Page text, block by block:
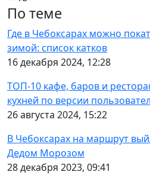
По теме
Где в Чебоксарах можно
зимой: список катков
16 декабря 2024, 12:28
ТОП-10 кафе, баров и
кухней по версии
26 августа 2024, 15:22
В Чебоксарах на маршрут
Дедом Морозом
28 декабря 2023, 09:41